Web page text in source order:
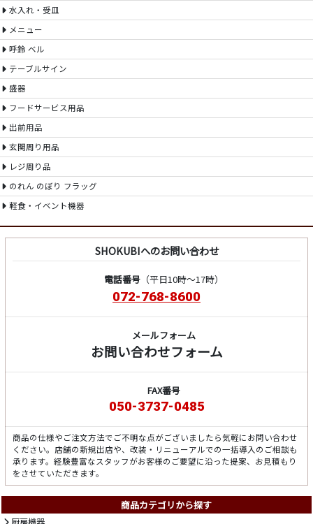
水入れ・受皿
メニュー
呼鈴 ベル
テーブルサイン
盛器
フードサービス用品
出前用品
玄関周り用品
レジ周り品
のれん のぼり フラッグ
軽食・イベント機器
SHOKUBIへのお問い合わせ
電話番号（平日10時～17時）
072-768-8600
メールフォーム
お問い合わせフォーム
FAX番号
050-3737-0485
商品の仕様やご注文方法でご不明な点がございましたら気軽にお問い合わせ
ください。店舗の新規出店や、改装・リニューアルでの一括導入のご相談も
承ります。経験豊富なスタッフがお客様のご要望に沿った提案、お見積もり
をさせていただきます。
商品カテゴリから探す